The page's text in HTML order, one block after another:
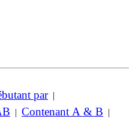
par|
| Contenant A & B |